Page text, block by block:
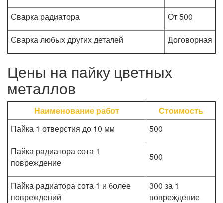
Сварка радиатора
От 500
Сварка любых других деталей
Договорная
Цены на пайку цветных
металлов
Наименование работ
Стоимость
Пайка 1 отверстия до 10 мм
500
Пайка радиатора сота 1
повреждение
500
Пайка радиатора сота 1 и более
повреждений
300 за 1
повреждение